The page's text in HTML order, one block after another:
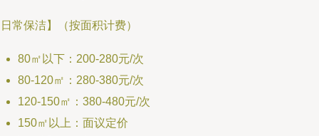
常保洁】（按面积计费）
80㎡以下：200-280元/次
80-120㎡：280-380元/次
120-150㎡：380-480元/次
150㎡以上：面议定价